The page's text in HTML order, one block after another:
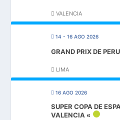
VALENCIA
14 - 16 AGO 2026
GRAND PRIX DE PERU
LIMA
16 AGO 2026
SUPER COPA DE
VALENCIA «